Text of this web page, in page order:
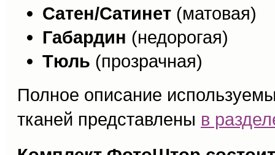
Сатен/Сатинет (матовая)
Габардин (недорогая)
Тюль (прозрачная)
Полное описание
тканей представлены в